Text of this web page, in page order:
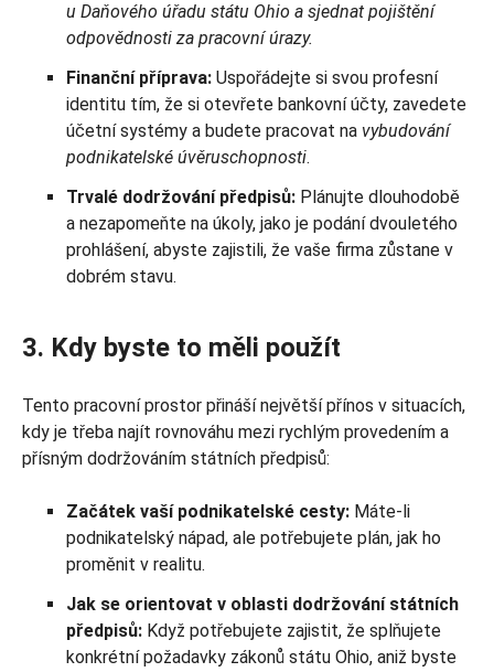
u Daňového úřadu státu Ohio a sjednat pojištění
odpovědnosti za pracovní úrazy.
Finanční příprava: Uspořádejte si svou profesní
identitu tím, že si otevřete bankovní účty, zavedete
účetní systémy a budete pracovat na vybudování
podnikatelské úvěruschopnosti.
Trvalé dodržování předpisů: Plánujte dlouhodobě
a nezapomeňte na úkoly, jako je podání dvouletého
prohlášení, abyste zajistili, že vaše firma zůstane v
dobrém stavu.
3. Kdy byste to měli použít
Tento pracovní prostor přináší největší přínos v situacích,
kdy je třeba najít rovnováhu mezi rychlým provedením a
přísným dodržováním státních předpisů:
Začátek vaší podnikatelské cesty: Máte-li
podnikatelský nápad, ale potřebujete plán, jak ho
proměnit v realitu.
Jak se orientovat v oblasti dodržování státních
předpisů: Když potřebujete zajistit, že splňujete
konkrétní požadavky zákonů státu Ohio, aniž byste